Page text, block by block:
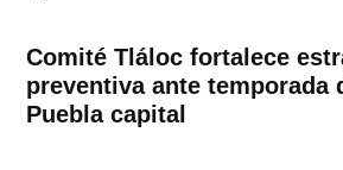
Comité Tláloc fortalece
preventiva ante temporada
Puebla capital